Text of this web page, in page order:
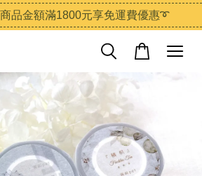
品金額滿1800元享免運費優惠➰